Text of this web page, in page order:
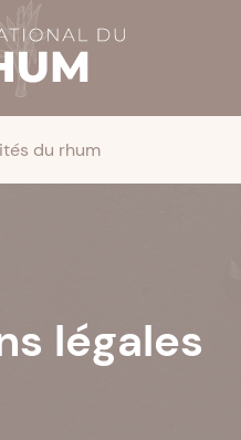
du rhum
légales